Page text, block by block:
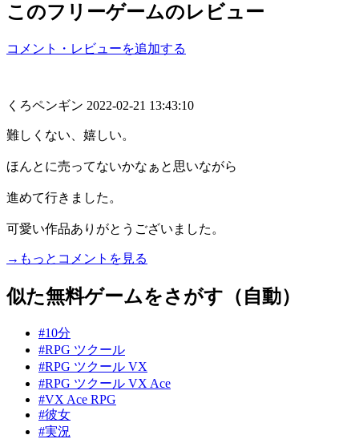
このフリーゲームのレビュー
コメント・レビューを追加する
くろペンギン 2022-02-21 13:43:10
難しくない、嬉しい。
ほんとに売ってないかなぁと思いながら
進めて行きました。
可愛い作品ありがとうございました。
→もっとコメントを見る
似た無料ゲームをさがす（自動）
#10分
#RPG ツクール
#RPG ツクール VX
#RPG ツクール VX Ace
#VX Ace RPG
#彼女
#実況